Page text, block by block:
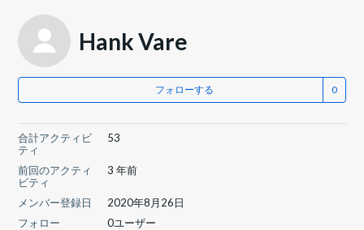
Hank Vare
フォローする
合計アクティビ
ティ
53
前回のアクティ
ビティ
3 年前
メンバー登録日
2020年8月26日
フォロー
0ユーザー